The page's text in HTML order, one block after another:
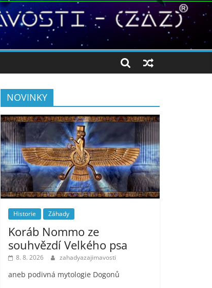
NOVINKY
Historie Záhady
Koráb Nommo ze
souhvězdí Velkého psa
8. 8. 2026 zahadyazajimavosti
aneb podivná mytologie Dogonů